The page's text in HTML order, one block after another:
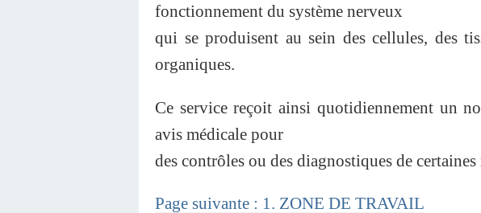
fonctionnement du système nerveux
qui se produisent au sein des cellules, des
organiques.
Ce service reçoit ainsi quotidiennement un
avis médicale pour
des contrôles ou des diagnostiques de
Page suivante : 1. ZONE DE TRAVAIL